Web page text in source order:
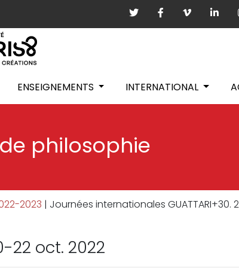
ENSEIGNEMENTS INTERNATIONAL
philosophie
2023 | Journées internationales GUATTARI+30.
22 oct. 2022